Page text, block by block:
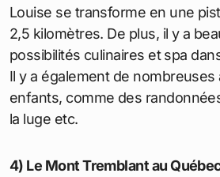
Louise se transforme en une
2,5 kilomètres. De plus, il y a
possibilités culinaires et spa
Il y a également de
enfants, comme des
la luge etc.
4) Le Mont Tremblant au